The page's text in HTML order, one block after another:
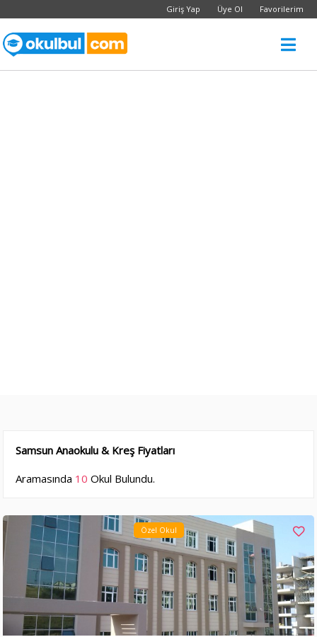
Giriş Yap Üye Ol Favorilerim
Samsun Anaokulu & Kreş Fiyatları
Aramasında 10 Okul Bulundu.
Özel Okul